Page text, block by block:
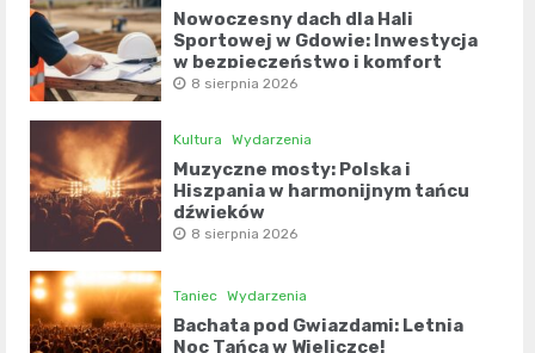
Nowoczesny dach dla Hali
Sportowej w Gdowie: Inwestycja
w bezpieczeństwo i komfort
8 sierpnia 2026
Kultura Wydarzenia
Muzyczne mosty: Polska i
Hiszpania w harmonijnym tańcu
dźwięków
8 sierpnia 2026
Taniec Wydarzenia
Bachata pod Gwiazdami: Letnia
Noc Tańca w Wieliczce!